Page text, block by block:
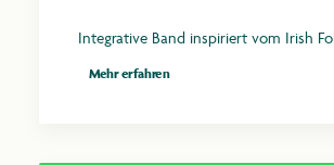
Integrative Band inspiriert vom Irish
Mehr erfahren